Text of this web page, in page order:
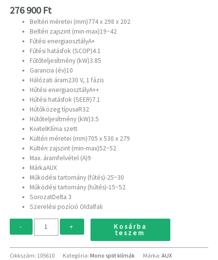
276 900Ft
Beltéri méretei (mm)774 x 298 x 202
Beltéri zajszint (min-max)19~42
Fűtési energiaosztályA+
Fűtési hatásfok (SCOP)4.1
Fűtőteljesítmény (kW)3.85
Garancia (év)10
Hálózati áram230 V, 1 fázis
Hűtési energiaosztályA++
Hűtési hatásfok (SEER)7.1
Hűtőközeg típusaR32
Hűtőteljesítmény (kW)3.5
KivitelKlíma szett
Kültéri méretei (mm)705 x 530 x 279
Kültéri zajszint (min-max)52~52
Max. áramfelvétel (A)9
MárkaAUX
Működési tartomány (fűtés)-25~30
Működési tartomány (hűtés)-15~52
SorozatDelta 3
Szerelési pozíció Oldalfali
- + Kosárba
teszem
Cikkszám: 105610 Kategória: Mono split klímák Márka: AUX